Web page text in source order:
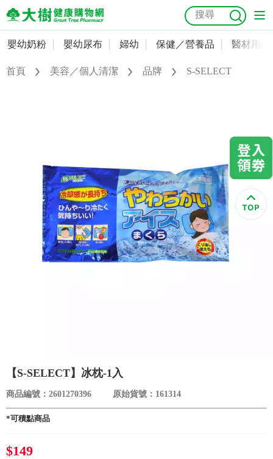
嬰幼奶粉
醫材用品
成人照護
美容／個人清潔
關於我們
合作提案
會員資料及密碼修改
紅利點數查詢
購物金查詢
優惠券領取
嬰幼奶粉 嬰幼尿布 婦幼 保健／營養品 醫材用品
首頁 美容／個人清潔 品牌 S-SELECT
【S-SELECT】冰枕-1入
商品編號：2601270396 原始貨號：161314
*可積點商品
$149